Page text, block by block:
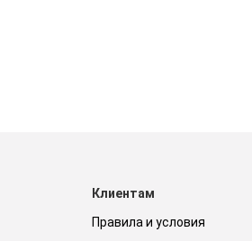
Клиентам
Правила и условия